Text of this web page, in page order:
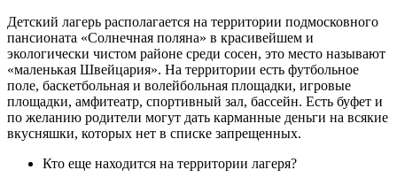
Детский лагерь располагается на территории подмосковного
пансионата «Солнечная поляна» в красивейшем и
экологически чистом районе среди сосен, это место называют
«маленькая Швейцария». На территории есть футбольное
поле, баскетбольная и волейбольная площадки, игровые
площадки, амфитеатр, спортивный зал, бассейн. Есть буфет и
по желанию родители могут дать карманные деньги на всякие
вкусняшки, которых нет в списке запрещенных.
Кто еще находится на территории лагеря?